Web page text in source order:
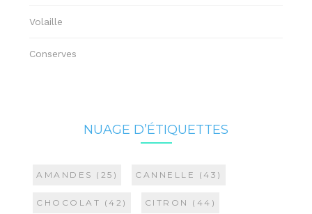
Volaille
Conserves
NUAGE D’ÉTIQUETTES
AMANDES (25) CANNELLE (43)
CHOCOLAT (42) CITRON (44)